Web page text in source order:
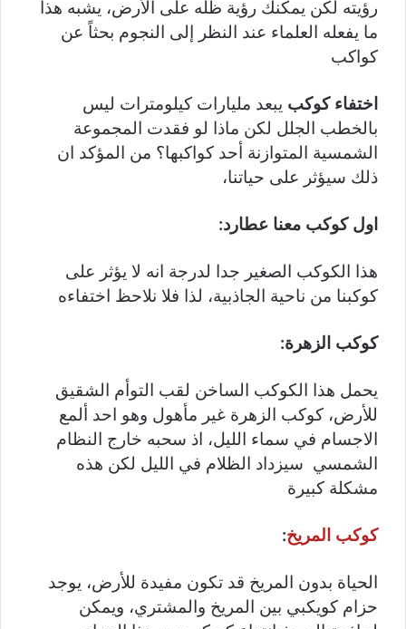
رؤيته لكن يمكنك رؤية ظله على الأرض، يشبه هذا
ما يفعله العلماء عند النظر إلى النجوم بحثاً عن
كواكب
اختفاء كوكب يبعد مليارات كيلومترات ليس
بالخطب الجلل لكن ماذا لو فقدت المجموعة
الشمسية المتوازنة أحد كواكبها؟ من المؤكد ان
ذلك سيؤثر على حياتنا،
اول كوكب معنا عطارد:
هذا الكوكب الصغير جدا لدرجة انه لا يؤثر على
كوكبنا من ناحية الجاذبية، لذا فلا نلاحظ اختفاءه
كوكب الزهرة:
يحمل هذا الكوكب الساخن لقب التوأم الشقيق
للأرض، كوكب الزهرة غير مأهول وهو احد ألمع
الاجسام في سماء الليل، اذ سحبه خارج النظام
الشمسي سيزداد الظلام في الليل لكن هذه
مشكلة كبيرة
كوكب المريخ:
الحياة بدون المريخ قد تكون مفيدة للأرض، يوجد
حزام كويكبي بين المريخ والمشتري، ويمكن